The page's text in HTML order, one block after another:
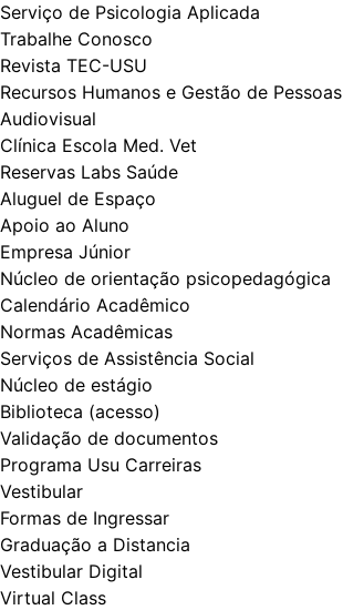
Serviço de Psicologia Aplicada
Trabalhe Conosco
Revista TEC-USU
Recursos Humanos e Gestão de Pessoas
Audiovisual
Clínica Escola Med. Vet
Reservas Labs Saúde
Aluguel de Espaço
Apoio ao Aluno
Empresa Júnior
Núcleo de orientação psicopedagógica
Calendário Acadêmico
Normas Acadêmicas
Serviços de Assistência Social
Núcleo de estágio
Biblioteca (acesso)
Validação de documentos
Programa Usu Carreiras
Vestibular
Formas de Ingressar
Graduação a Distancia
Vestibular Digital
Virtual Class